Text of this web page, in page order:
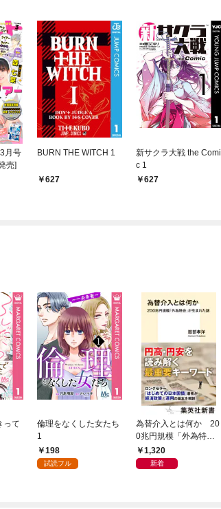
月号
売]
BURN THE WITCH 1
627
新サクラ大戦 the Comi
c 1
627
って
倫理をなくした女たち
1
198
試読フル
為替介入とは何か 20
0兆円規模「外為特
会」が生まれた謎
1,320
新着